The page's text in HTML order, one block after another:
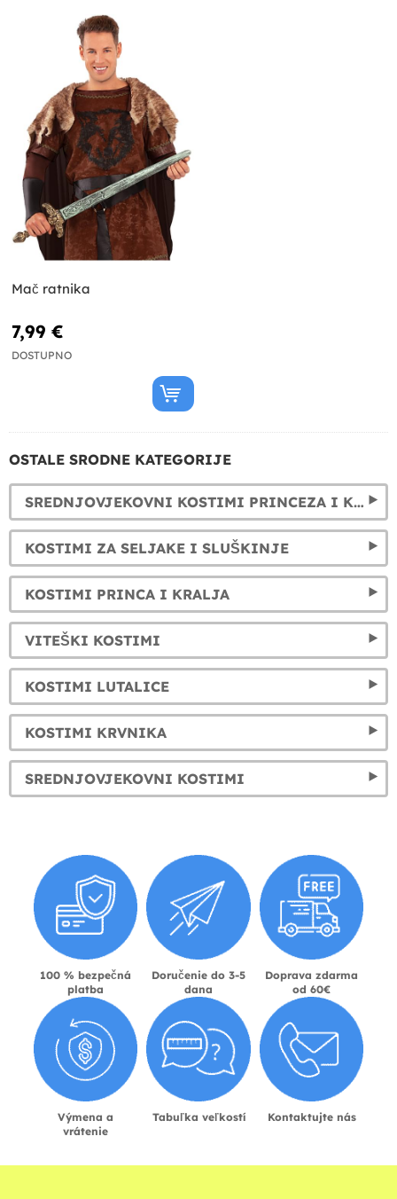
Mač ratnika
7,99 €
DOSTUPNO
OSTALE SRODNE KATEGORIJE
SREDNJOVJEKOVNI KOSTIMI PRINCEZA I KRALJICA
KOSTIMI ZA SELJAKE I SLUŠKINJE
KOSTIMI PRINCA I KRALJA
VITEŠKI KOSTIMI
KOSTIMI LUTALICE
KOSTIMI KRVNIKA
SREDNJOVJEKOVNI KOSTIMI
100 % bezpečná
platba
Doručenie do 3-5
dana
Doprava zdarma
od 60€
Výmena a
vrátenie
Tabuľka veľkostí Kontaktujte nás